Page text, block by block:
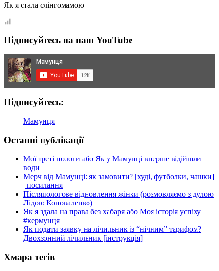
Як я стала слінгомамою
Підписуйтесь на наш YouTube
Підписуйтесь:
Мамунця
Останні публікації
Мої треті пологи або Як у Мамунці вперше відійшли
води
Мерч від Мамунці: як замовити? [худі, футболки, чашки]
| посилання
Післяпологове відновлення жінки (розмовляємо з дулою
Лідою Коноваленко)
Як я здала на права без хабаря або Моя історія успіху
#кермунця
Як подати заявку на лічильник із “нічним” тарифом?
Двохзонний лічильник [інструкція]
Хмара тегів